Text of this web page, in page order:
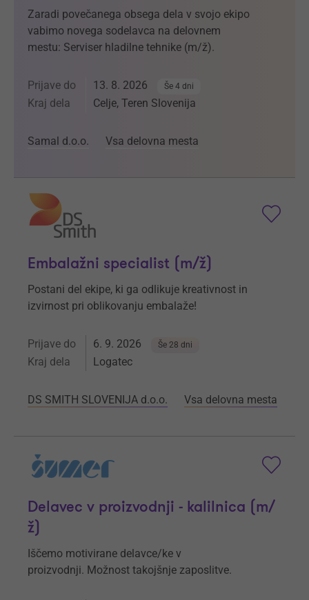
Zaradi povečanega obsega dela v svojo ekipo
vabimo novega sodelavca na delovnem
mestu: Serviser hladilne tehnike (m/ž).
Prijave do 13. 8. 2026 Še 4 dni
Kraj dela Celje, Teren Slovenija
Samal d.o.o. Vsa delovna mesta
Embalažni specialist (m/ž)
Postani del ekipe, ki ga odlikuje kreativnost in
izvirnost pri oblikovanju embalaže!
Prijave do 6. 9. 2026 Še 28 dni
Kraj dela Logatec
DS SMITH SLOVENIJA d.o.o. Vsa delovna mesta
Delavec v proizvodnji - kalilnica (m/
ž)
Iščemo motivirane delavce/ke v
proizvodnji. Možnost takojšnje zaposlitve.